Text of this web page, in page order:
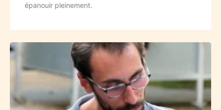
épanouir pleinement.